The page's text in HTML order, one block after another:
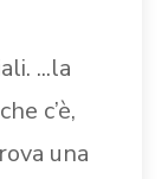
...la
c’è,
una